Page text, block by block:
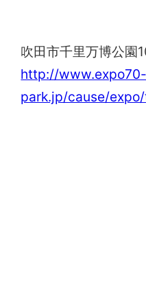
吹田市千里万博公園
http://www.expo70-
park.jp/cause/